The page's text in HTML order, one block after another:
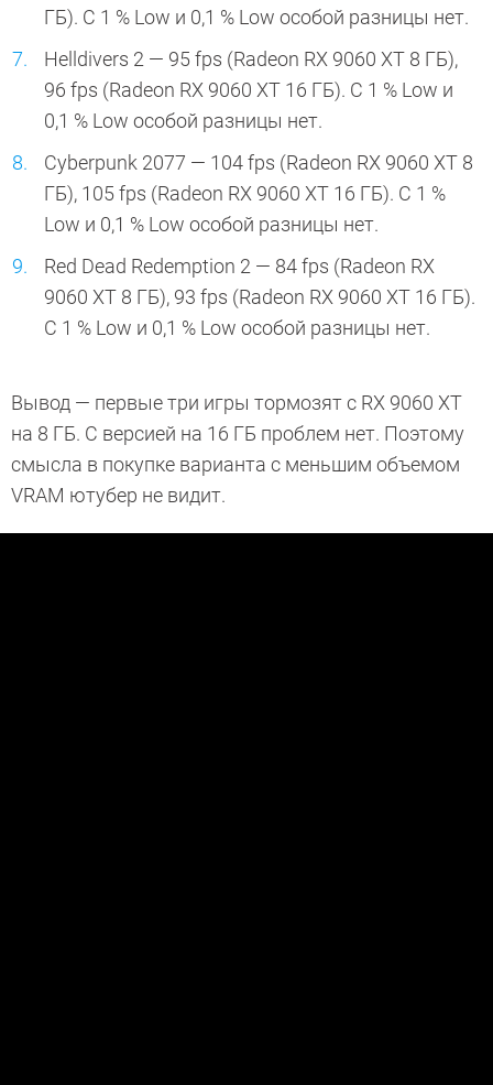
ГБ). С 1 % Low и 0,1 % Low особой разницы нет.
Helldivers 2 — 95 fps (Radeon RX 9060 XT 8 ГБ),
96 fps (Radeon RX 9060 XT 16 ГБ). С 1 % Low и
0,1 % Low особой разницы нет.
Cyberpunk 2077 — 104 fps (Radeon RX 9060 XT 8
ГБ), 105 fps (Radeon RX 9060 XT 16 ГБ). С 1 %
Low и 0,1 % Low особой разницы нет.
Red Dead Redemption 2 — 84 fps (Radeon RX
9060 XT 8 ГБ), 93 fps (Radeon RX 9060 XT 16 ГБ).
С 1 % Low и 0,1 % Low особой разницы нет.
Вывод — первые три игры тормозят с RX 9060 XT
на 8 ГБ. С версией на 16 ГБ проблем нет. Поэтому
смысла в покупке варианта с меньшим объемом
VRAM ютубер не видит.